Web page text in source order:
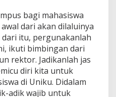
bagi mahasiswa
dari akan dilaluinya
itu, pergunakanlah
ikuti bimbingan dari
rektor. Jadikanlah jas
diri kita untuk
di Uniku. Didalam
adik wajib untuk